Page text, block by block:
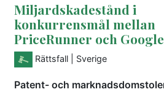
Miljardskadestånd i
konkurrensmål mellan
PriceRunner och Google
Rättsfall | Sverige
Patent- och